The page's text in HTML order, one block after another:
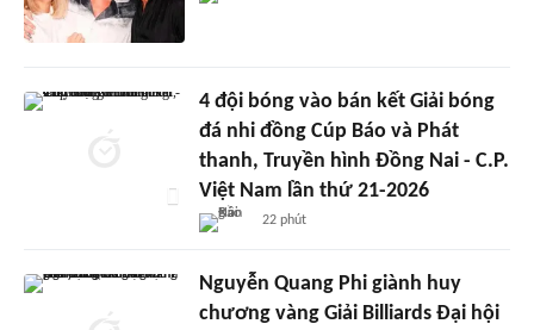
4 đội bóng vào bán kết Giải bóng
đá nhi đồng Cúp Báo và Phát
thanh, Truyền hình Đồng Nai - C.P.
Việt Nam lần thứ 21-2026
22 phút
Nguyễn Quang Phi giành huy
chương vàng Giải Billiards Đại hội